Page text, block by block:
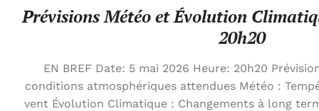
Prévisions Météo et Évolution
20h20
EN BREF Date: 5 mai 2026 Heure: 20h20
conditions atmosphériques attendues Météo :
vent Évolution Climatique : Changements à long